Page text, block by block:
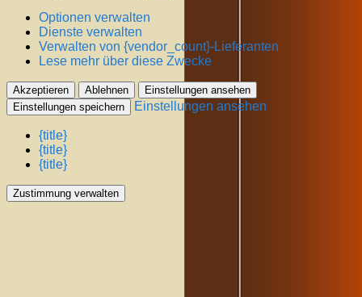
Optionen verwalten
Dienste verwalten
Verwalten von {vendor_count}-Lieferanten
Lese mehr über diese Zwecke
Akzeptieren Ablehnen
Einstellungen ansehen
Einstellungen speichern
Einstellungen ansehen
{title}
{title}
{title}
Zustimmung verwalten